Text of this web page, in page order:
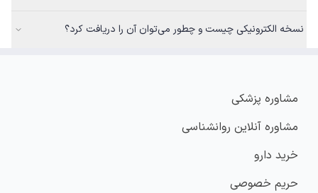
نسخه الکترونیکی چیست و چطور می‌توان آن را دریافت کرد؟
مشاوره پزشکی
مشاوره آنلاین روانشناسی
خرید دارو
حریم خصوصی